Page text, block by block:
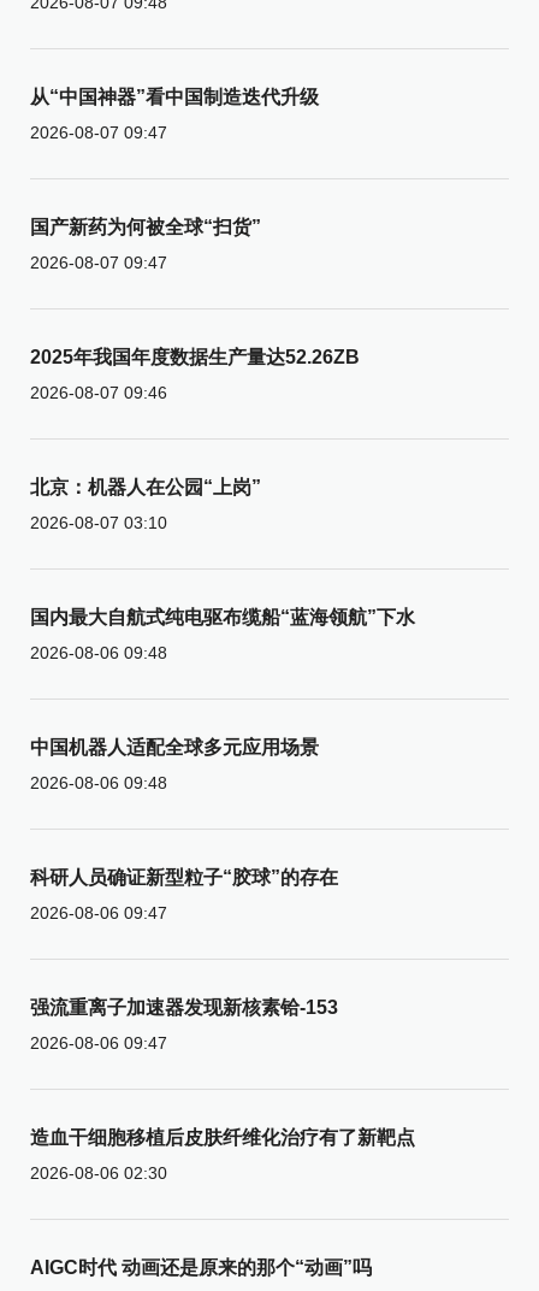
从“中国神器”看中国制造迭代升级
2026-08-07 09:47
国产新药为何被全球“扫货”
2026-08-07 09:47
2025年我国年度数据生产量达52.26ZB
2026-08-07 09:46
北京：机器人在公园“上岗”
2026-08-07 03:10
国内最大自航式纯电驱布缆船“蓝海领航”下水
2026-08-06 09:48
中国机器人适配全球多元应用场景
2026-08-06 09:48
科研人员确证新型粒子“胶球”的存在
2026-08-06 09:47
强流重离子加速器发现新核素铪-153
2026-08-06 09:47
造血干细胞移植后皮肤纤维化治疗有了新靶点
2026-08-06 02:30
AIGC时代 动画还是原来的那个“动画”吗